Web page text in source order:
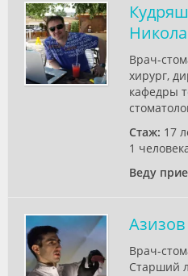
Врач-
хирург,
кафедры
Стаж: 17
1
Веду
Врач-
Старший